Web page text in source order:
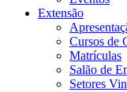
Extensão
Cursos de
Matrículas
Salão de
Setores